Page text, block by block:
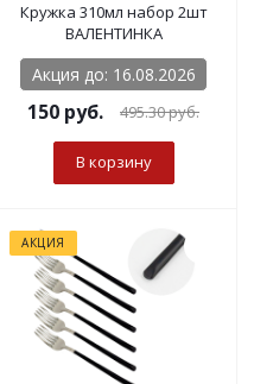
Кружка 310мл набор 2шт
ВАЛЕНТИНКА
Акция до: 16.08.2026
150 руб. 495.30руб.
В корзину
АКЦИЯ